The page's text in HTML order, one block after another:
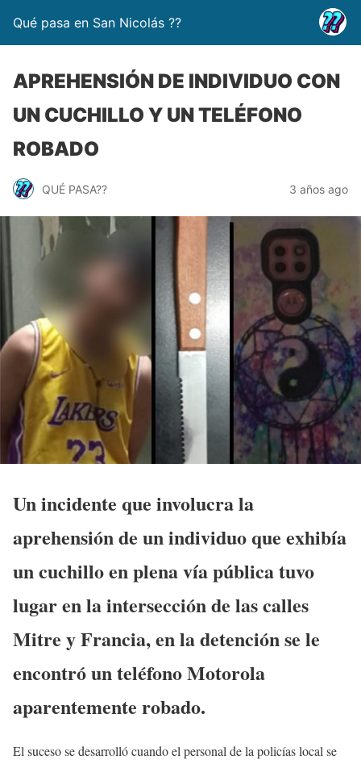
Qué pasa en San Nicolás ??
APREHENSIÓN DE INDIVIDUO CON
UN CUCHILLO Y UN TELÉFONO
ROBADO
QUÉ PASA?? 3 años ago
Un incidente que involucra la
aprehensión de un individuo que exhibía
un cuchillo en plena vía pública tuvo
lugar en la intersección de las calles
Mitre y Francia, en la detención se le
encontró un teléfono Motorola
aparentemente robado.
El suceso se desarrolló cuando el personal de la policías local se